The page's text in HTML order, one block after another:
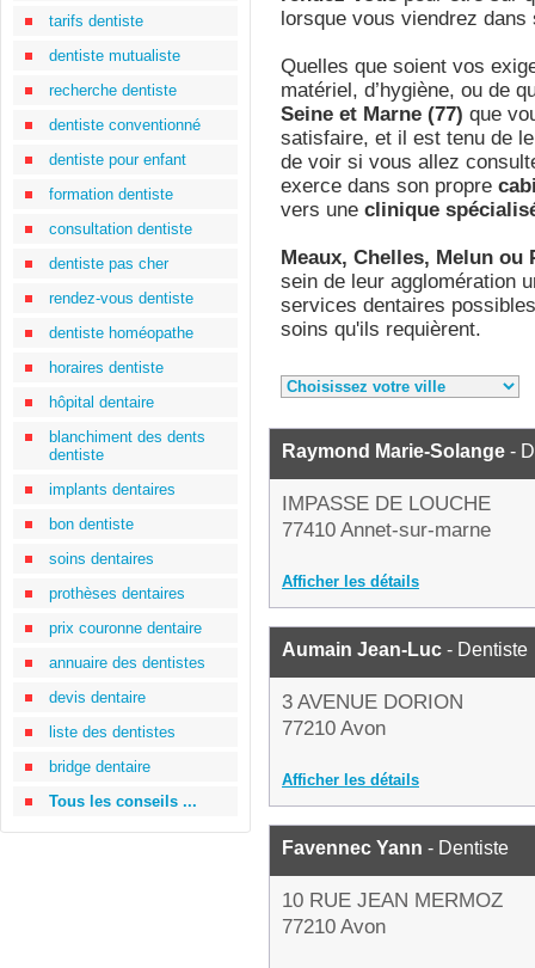
tarifs dentiste
dentiste mutualiste
recherche dentiste
dentiste conventionné
dentiste pour enfant
formation dentiste
consultation dentiste
dentiste pas cher
rendez-vous dentiste
dentiste homéopathe
horaires dentiste
hôpital dentaire
blanchiment des dents
dentiste
implants dentaires
bon dentiste
soins dentaires
prothèses dentaires
prix couronne dentaire
annuaire des dentistes
devis dentaire
liste des dentistes
bridge dentaire
Tous les conseils ...
lorsque vous viendrez dans
Quelles que soient vos
matériel, d’hygiène, ou de
Seine et Marne (77) que
satisfaire, et il est tenu de
de voir si vous allez
exerce dans son propre
vers une clinique
Meaux, Chelles, Melun ou
sein de leur agglomération
services dentaires
soins qu'ils requièrent.
Raymond Marie-Solange -
IMPASSE DE LOUCHE
77410 Annet-sur-marne
Afficher les détails
Aumain Jean-Luc - Dentiste
3 AVENUE DORION
77210 Avon
Afficher les détails
Favennec Yann - Dentiste
10 RUE JEAN MERMOZ
77210 Avon